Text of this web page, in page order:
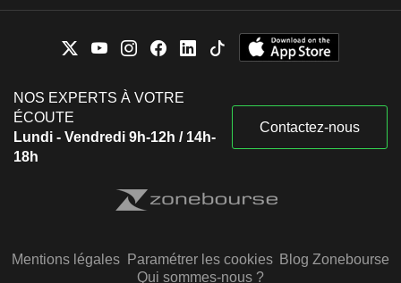
NOS EXPERTS À VOTRE
ÉCOUTE
Lundi - Vendredi 9h-12h / 14h-
18h
Contactez-nous
Mentions légales Paramétrer les cookies Blog Zonebourse
Qui sommes-nous ?